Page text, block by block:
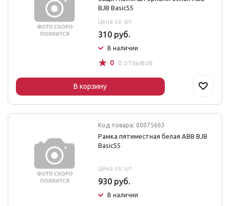
BJB Basic55
Цена за: шт
310 руб.
В наличии
☆ 0 0 отзывов
В корзину
Код товара: 00075663
Рамка пятиместная белая ABB BJB
Basic55
Цена за: шт
930 руб.
В наличии